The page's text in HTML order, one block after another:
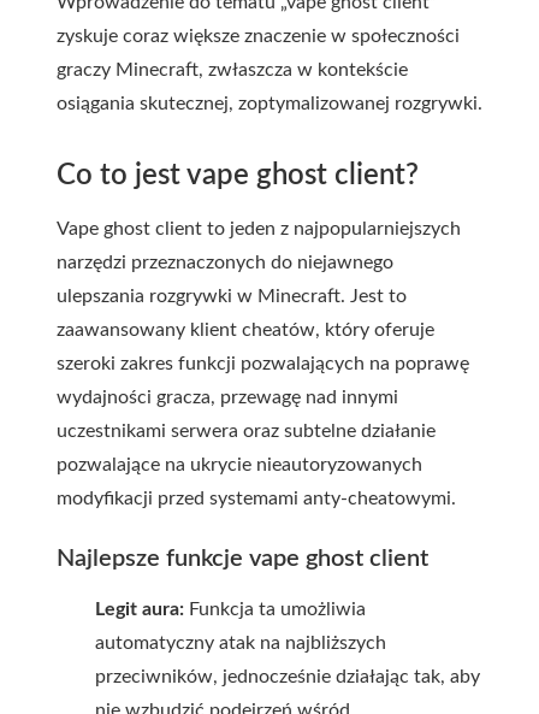
zyskuje coraz większe znaczenie w społeczności
graczy Minecraft, zwłaszcza w kontekście
osiągania skutecznej, zoptymalizowanej rozgrywki.
Co to jest vape ghost client?
Vape ghost client to jeden z najpopularniejszych
narzędzi przeznaczonych do niejawnego
ulepszania rozgrywki w Minecraft. Jest to
zaawansowany klient cheatów, który oferuje
szeroki zakres funkcji pozwalających na poprawę
wydajności gracza, przewagę nad innymi
uczestnikami serwera oraz subtelne działanie
pozwalające na ukrycie nieautoryzowanych
modyfikacji przed systemami anty-cheatowymi.
Najlepsze funkcje vape ghost client
Legit aura: Funkcja ta umożliwia
automatyczny atak na najbliższych
przeciwników, jednocześnie działając tak, aby